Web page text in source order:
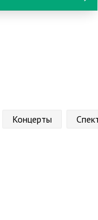
Концерты